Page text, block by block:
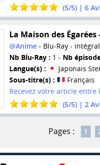
(5/5) | 6
La Maison des
@Anime- Blu-Ray -
Nb Blu-Ray : 1 - Nb
Langue(s) :
Japonais
Sous-titre(s) :
Français
Recevez votre article entre
(5/5) | 2
Pages : 1